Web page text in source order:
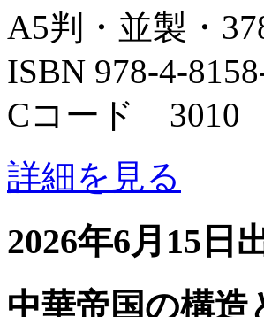
A5判・並製・
ISBN 978-4-
Cコード 3010
詳細を見る
2026年6月15日
中華帝国の構造